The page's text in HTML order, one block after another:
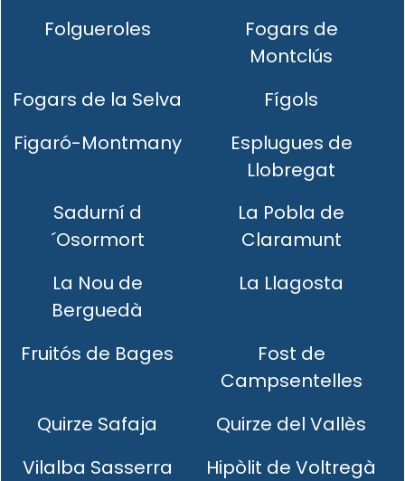
Folgueroles
Fogars de
Montclús
Fogars de la Selva
Fígols
Figaró-Montmany
Esplugues de
Llobregat
Sadurní d
´Osormort
La Pobla de
Claramunt
La Nou de
Berguedà
La Llagosta
Fruitós de Bages
Fost de
Campsentelles
Quirze Safaja
Quirze del Vallès
Vilalba Sasserra
Hipòlit de Voltregà